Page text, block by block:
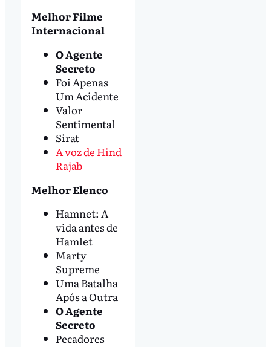
Melhor Filme
Internacional
O Agente
Secreto
Foi Apenas
Um Acidente
Valor
Sentimental
Sirat
A voz de Hind
Rajab
Melhor Elenco
Hamnet: A
vida antes de
Hamlet
Marty
Supreme
Uma Batalha
Após a Outra
O Agente
Secreto
Pecadores